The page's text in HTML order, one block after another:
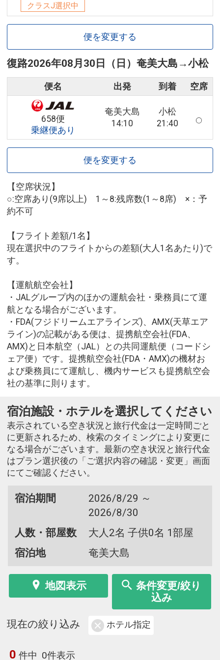
クラスJ選択中
便を変更する
復路2026年08月30日（日） 奄美大島 →小松
便名 出発 到着 空席
658便
乗継便あり
奄美大島
14:10
小松
21:40
便を変更する
【空席状況】
○:空席あり(9席以上) 1～8:残席数(1～8席) ×：予
約不可
【フライト差額/1名】
現在選択中のフライトからの差額(大人1名あたり)で
す。
【運航航空会社】
・JALグループ内のほかの運航会社・乗務員にて運
航となる場合がございます。
・FDA(フジドリームエアラインズ)、AMX(天草エア
ライン)の記載がある便は、提携航空会社(FDA、
AMX)と日本航空（JAL）との共同運航便（コードシ
ェア便）です。提携航空会社(FDA・AMX)の機材お
よび乗務員にて運航し、機内サービスも提携航空会
社の基準に則ります。
宿泊施設・ホテルを選択してください
表示されている空き状況と旅行代金は一定時間ごと
に更新されるため、検索のタイミングにより変更に
なる場合がございます。最新の空き状況と旅行代金
はプラン選択後の「ご選択内容の確認・変更」画面
にてご確認ください。
宿泊期間
2026/8/29 ～
2026/8/30
人数・部屋数
大人2名 子供0名 1部屋
宿泊地
奄美大島
地図表示
条件変更/絞り
込み
現在の絞り込み ホテル指定
0 件中 0件表示